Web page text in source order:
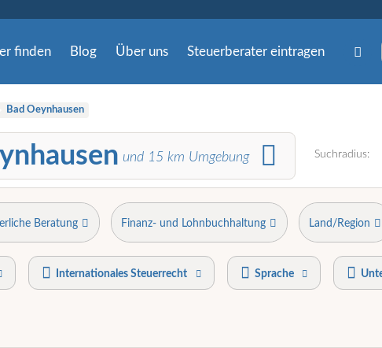
finden Blog Über uns Steuerberater eintragen
Bad Oeynhausen
und 15 km Umgebung Suchradius:
Beratung Finanz- und Lohnbuchhaltung Land/Region
Internationales Steuerrecht Sprache